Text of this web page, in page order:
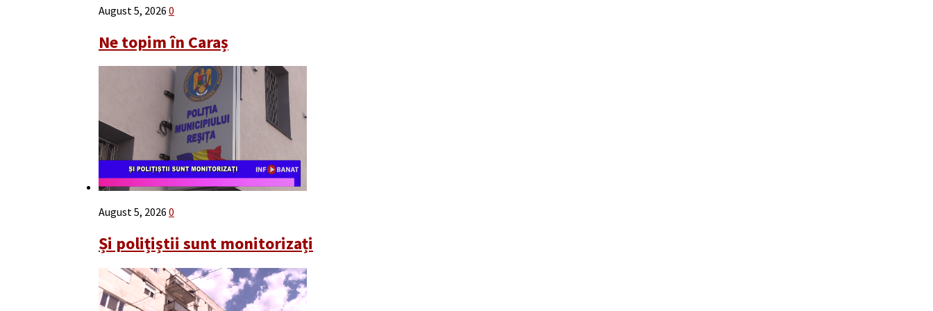
August 5, 2026 0
Ne topim în Caraș
August 5, 2026 0
Și polițiștii sunt monitorizați